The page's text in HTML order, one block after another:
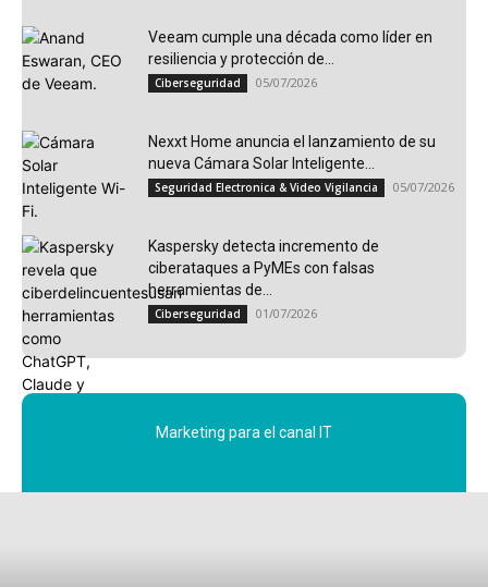
Veeam cumple una década como líder en
resiliencia y protección de...
Ciberseguridad 05/07/2026
Nexxt Home anuncia el lanzamiento de su
nueva Cámara Solar Inteligente...
Seguridad Electronica & Video Vigilancia 05/07/2026
Kaspersky detecta incremento de
ciberataques a PyMEs con falsas
herramientas de...
Ciberseguridad 01/07/2026
Marketing para el canal IT